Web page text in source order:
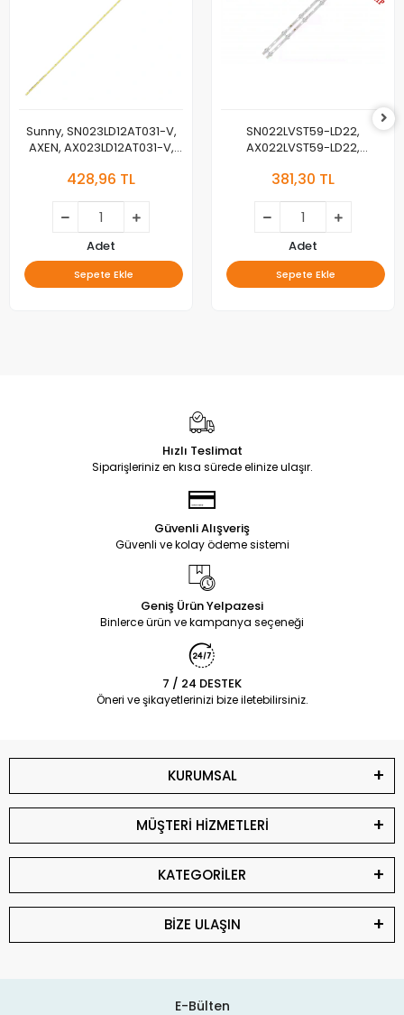
Sunny, SN023LD12AT031-V,
AXEN, AX023LD12AT031-V,
HF REV01 , LM41-00022V ,
428,96 TL
Adet
Sepete Ekle
SN022LVST59-LD22,
AX022LVST59-LD22,
AX022LVST59/0, TV LED BAR,
PB02D380103BL041-0001H,
CY22D-2X5
381,30 TL
Adet
Sepete Ekle
Hızlı Teslimat
Siparişleriniz en kısa sürede elinize ulaşır.
Güvenli Alışveriş
Güvenli ve kolay ödeme sistemi
Geniş Ürün Yelpazesi
Binlerce ürün ve kampanya seçeneği
7 / 24 DESTEK
Öneri ve şikayetlerinizi bize iletebilirsiniz.
KURUMSAL
MÜŞTERİ HİZMETLERİ
KATEGORİLER
BİZE ULAŞIN
E-Bülten